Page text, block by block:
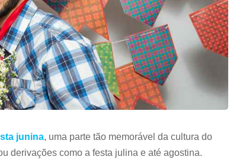
junina, uma parte tão memorável da cultura do
derivações como a festa julina e até agostina.